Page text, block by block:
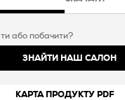
або побачити?
ЗНАЙТИ НАШ САЛОН
КАРТА ПРОДУКТУ PDF